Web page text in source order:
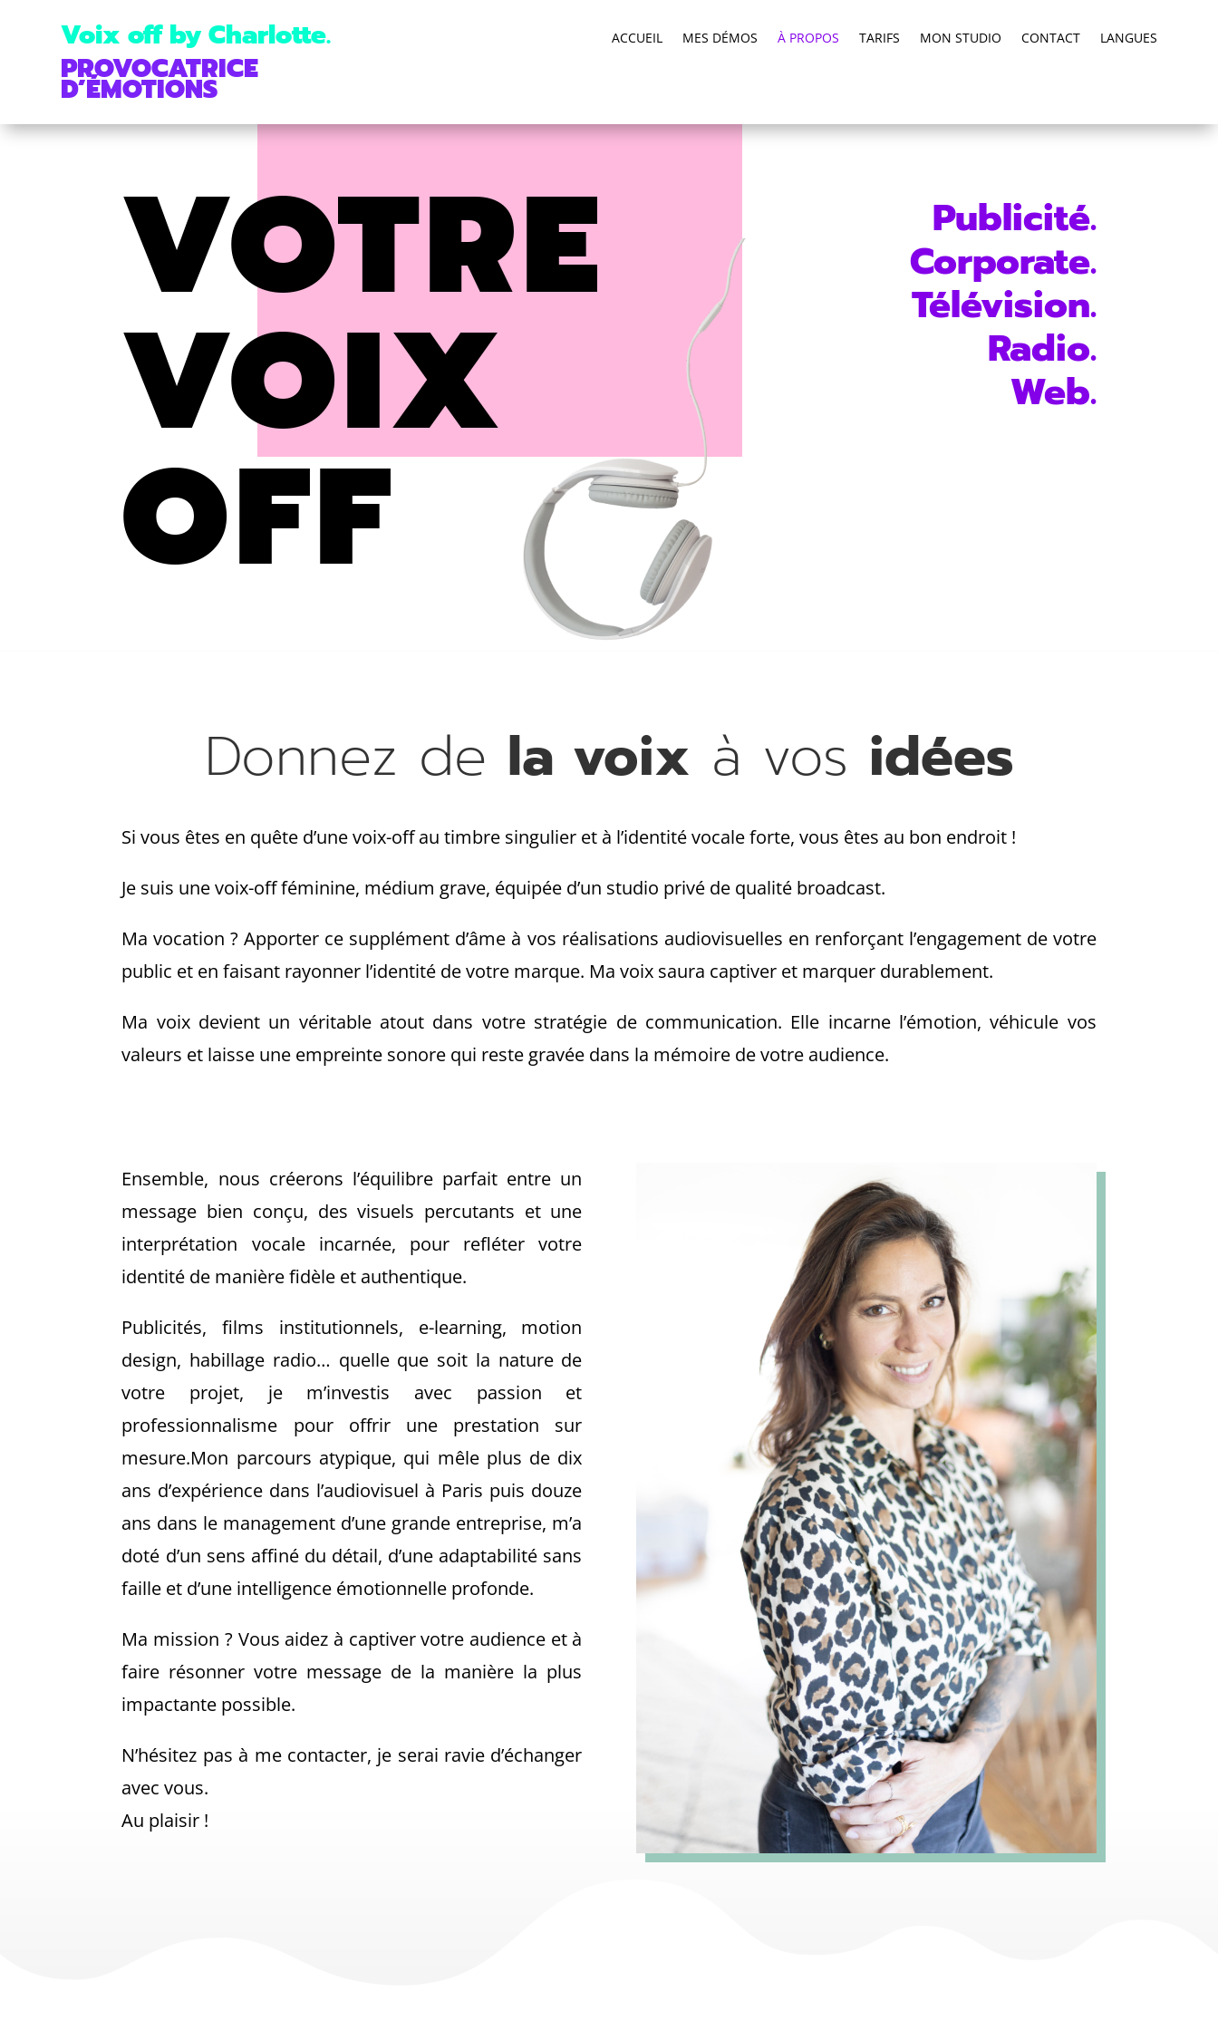
Voix off by Charlotte.
PROVOCATRICE
D’ÉMOTIONS
ACCUEIL MES DÉMOS À PROPOS TARIFS MON STUDIO CONTACT LANGUES
VOTRE
VOIX
OFF
Publicité.
Corporate.
Télévision.
Radio.
Web.
Donnez de la voix à vos idées
Si vous êtes en quête d’une voix-off au timbre singulier et à l’identité vocale forte, vous êtes au bon endroit !
Je suis une voix-off féminine, médium grave, équipée d’un studio privé de qualité broadcast.
Ma vocation ? Apporter ce supplément d’âme à vos réalisations audiovisuelles en renforçant l’engagement de votre
public et en faisant rayonner l’identité de votre marque. Ma voix saura captiver et marquer durablement.
Ma voix devient un véritable atout dans votre stratégie de communication. Elle incarne l’émotion, véhicule vos
valeurs et laisse une empreinte sonore qui reste gravée dans la mémoire de votre audience.
Ensemble, nous créerons l’équilibre parfait entre un
message bien conçu, des visuels percutants et une
interprétation vocale incarnée, pour refléter votre
identité de manière fidèle et authentique.
Publicités, films institutionnels, e-learning, motion
design, habillage radio… quelle que soit la nature de
votre projet, je m’investis avec passion et
professionnalisme pour offrir une prestation sur
mesure.Mon parcours atypique, qui mêle plus de dix
ans d’expérience dans l’audiovisuel à Paris puis douze
ans dans le management d’une grande entreprise, m’a
doté d’un sens affiné du détail, d’une adaptabilité sans
faille et d’une intelligence émotionnelle profonde.
Ma mission ? Vous aidez à captiver votre audience et à
faire résonner votre message de la manière la plus
impactante possible.
N’hésitez pas à me contacter, je serai ravie d’échanger
avec vous.
Au plaisir !